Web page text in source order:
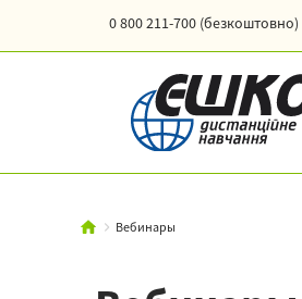
0 800 211-700 (безкоштовно)
Вебинары